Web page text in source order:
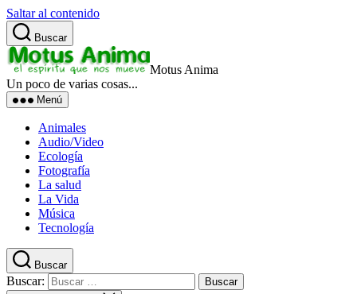
Saltar al contenido
Buscar
Motus Anima
Un poco de varias cosas...
Menú
Animales
Audio/Video
Ecología
Fotografía
La salud
La Vida
Música
Tecnología
Buscar
Buscar: